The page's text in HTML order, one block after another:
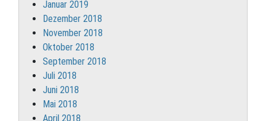
Januar 2019
Dezember 2018
November 2018
Oktober 2018
September 2018
Juli 2018
Juni 2018
Mai 2018
April 2018